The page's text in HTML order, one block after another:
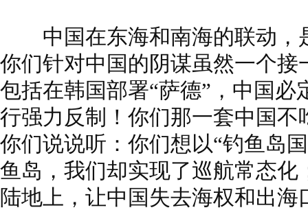
中国在东海和南海的联动，
你们针对中国的阴谋虽然一个接
包括在韩国部署“萨德”，中国必
行强力反制！你们那一套中国不
你们说说听：你们想以“钓鱼岛
鱼岛，我们却实现了巡航常态化
陆地上，让中国失去海权和出